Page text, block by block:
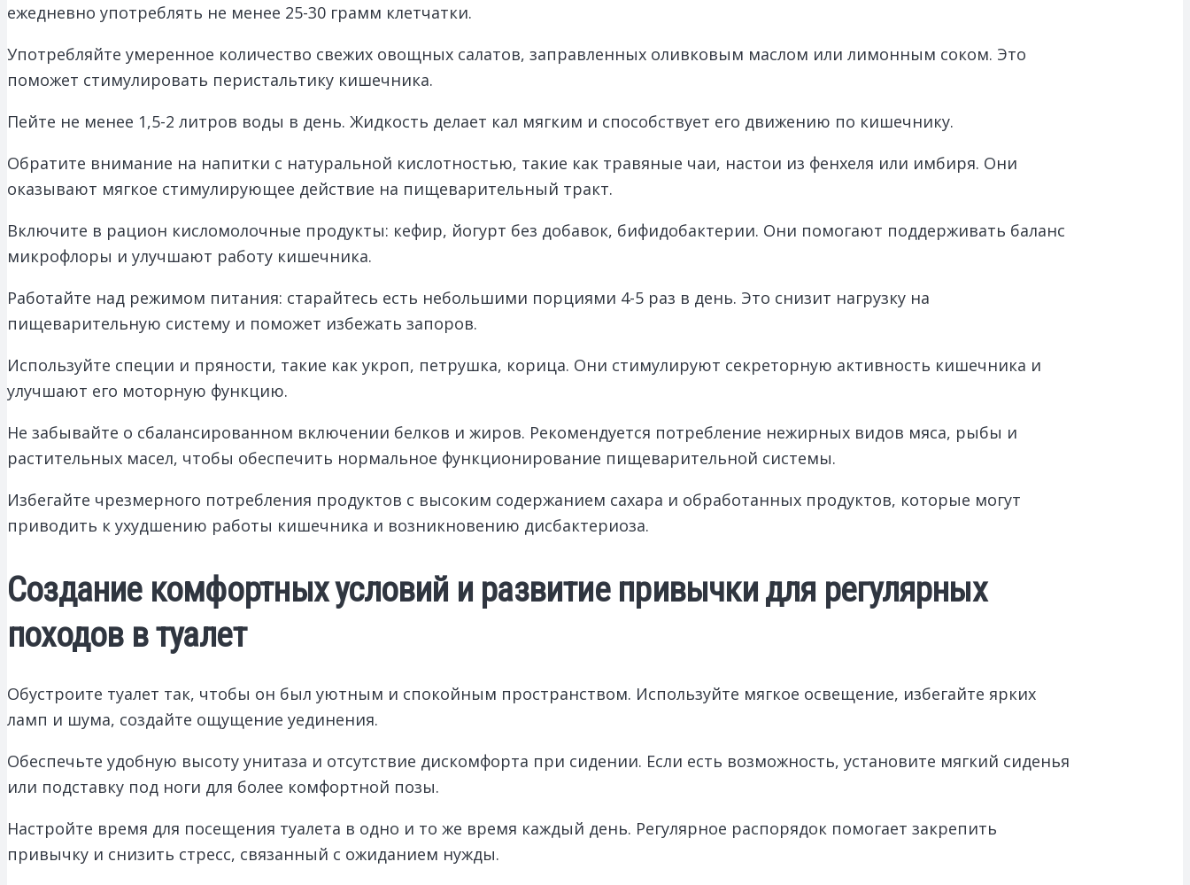
ежедневно употреблять не менее 25-30 грамм клетчатки.
Употребляйте умеренное количество свежих овощных салатов, заправленных оливковым маслом или лимонным соком. Это
поможет стимулировать перистальтику кишечника.
Пейте не менее 1,5-2 литров воды в день. Жидкость делает кал мягким и способствует его движению по кишечнику.
Обратите внимание на напитки с натуральной кислотностью, такие как травяные чаи, настои из фенхеля или имбиря. Они
оказывают мягкое стимулирующее действие на пищеварительный тракт.
Включите в рацион кисломолочные продукты: кефир, йогурт без добавок, бифидобактерии. Они помогают поддерживать баланс
микрофлоры и улучшают работу кишечника.
Работайте над режимом питания: старайтесь есть небольшими порциями 4-5 раз в день. Это снизит нагрузку на
пищеварительную систему и поможет избежать запоров.
Используйте специи и пряности, такие как укроп, петрушка, корица. Они стимулируют секреторную активность кишечника и
улучшают его моторную функцию.
Не забывайте о сбалансированном включении белков и жиров. Рекомендуется потребление нежирных видов мяса, рыбы и
растительных масел, чтобы обеспечить нормальное функционирование пищеварительной системы.
Избегайте чрезмерного потребления продуктов с высоким содержанием сахара и обработанных продуктов, которые могут
приводить к ухудшению работы кишечника и возникновению дисбактериоза.
Создание комфортных условий и развитие привычки для регулярных
походов в туалет
Обустроите туалет так, чтобы он был уютным и спокойным пространством. Используйте мягкое освещение, избегайте ярких
ламп и шума, создайте ощущение уединения.
Обеспечьте удобную высоту унитаза и отсутствие дискомфорта при сидении. Если есть возможность, установите мягкий сиденья
или подставку под ноги для более комфортной позы.
Настройте время для посещения туалета в одно и то же время каждый день. Регулярное распорядок помогает закрепить
привычку и снизить стресс, связанный с ожиданием нужды.